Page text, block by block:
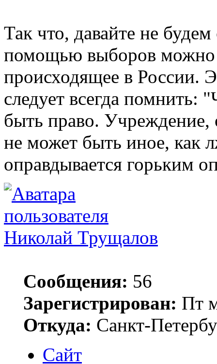
Так что, давайте не
помощью выборов можно
происходящее в России.
следует всегда помнить:
быть право. Учреждение,
не может быть иное, как
оправдывается горьким
Николай Трущалов
Сообщения: 56
Зарегистрирован: Пт
Откуда: Санкт-
Сайт